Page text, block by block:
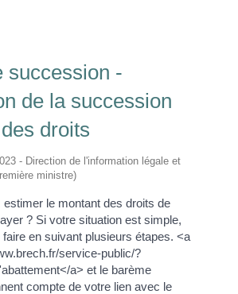
succession -
de la succession
droits
- Direction de l'information légale et
ministre)
estimer le montant des droits de
? Si votre situation est simple,
en suivant plusieurs étapes. <a
service-public/?
a> et le barème
compte de votre lien avec le